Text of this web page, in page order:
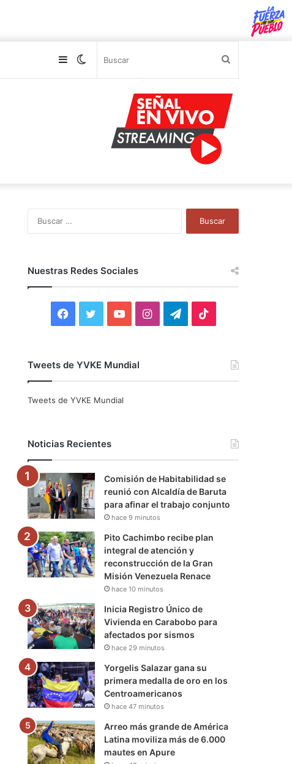
Switch
Sidebar
Nuestras Redes Sociales
F
c
o
k
i
r
Y
u
e
I
r
a
m
T
a
m
Tweets de YVKE Mundial
Tweets de YVKE Mundial
Noticias Recientes
Comisión de Habitabilidad se
reunió con Alcaldía de Baruta
para afinar el trabajo conjunto
hace 9 minutos
Pito Cachimbo recibe plan
integral de atención y
reconstrucción de la Gran
Misión Venezuela Renace
hace 10 minutos
Inicia Registro Único de
Vivienda en Carabobo para
afectados por sismos
hace 29 minutos
Yorgelis Salazar gana su
primera medalla de oro en los
Centroamericanos
hace 47 minutos
Arreo más grande de América
Latina moviliza más de 6.000
mautes en Apure